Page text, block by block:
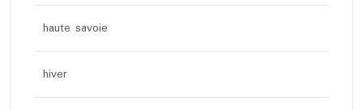
haute savoie
hiver